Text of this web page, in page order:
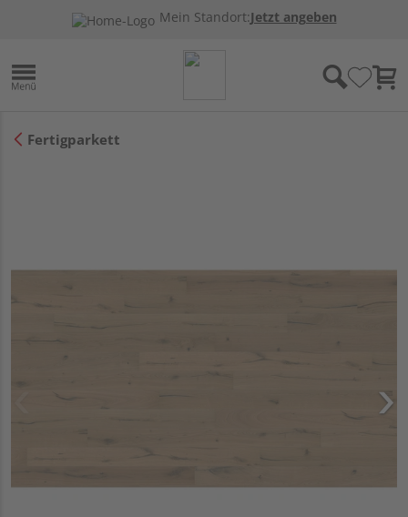
Mein Standort:Jetzt angeben
Fertigparkett